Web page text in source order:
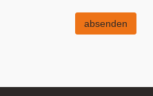
absenden